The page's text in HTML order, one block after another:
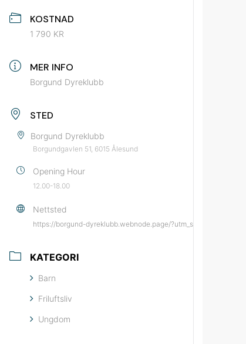
KOSTNAD
1 790 KR
MER INFO
Borgund Dyreklubb
STED
Borgund Dyreklubb
Borgundgavlen 51, 6015 Ålesund
Opening Hour
12.00-18.00
Nettsted
https://borgund-dyreklubb.webnode.page/
KATEGORI
Barn
Friluftsliv
Ungdom